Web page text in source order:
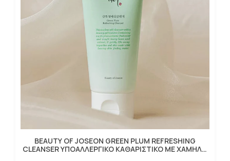
BEAUTY OF JOSEON GREEN PLUM REFRESHING
CLEANSER ΥΠΟΑΛΛΕΡΓΙΚΟ ΚΑΘΑΡΙΣΤΙΚΟ ΜΕ ΧΑΜΗΛΟ